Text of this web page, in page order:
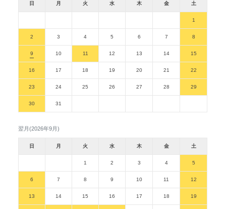
日 月 火 水 木 金 土
1
2 3 4 5 6 7 8
9 10 11 12 13 14 15
16 17 18 19 20 21 22
23 24 25 26 27 28 29
30 31
翌月(2026年9月)
日 月 火 水 木 金 土
1 2 3 4 5
6 7 8 9 10 11 12
13 14 15 16 17 18 19